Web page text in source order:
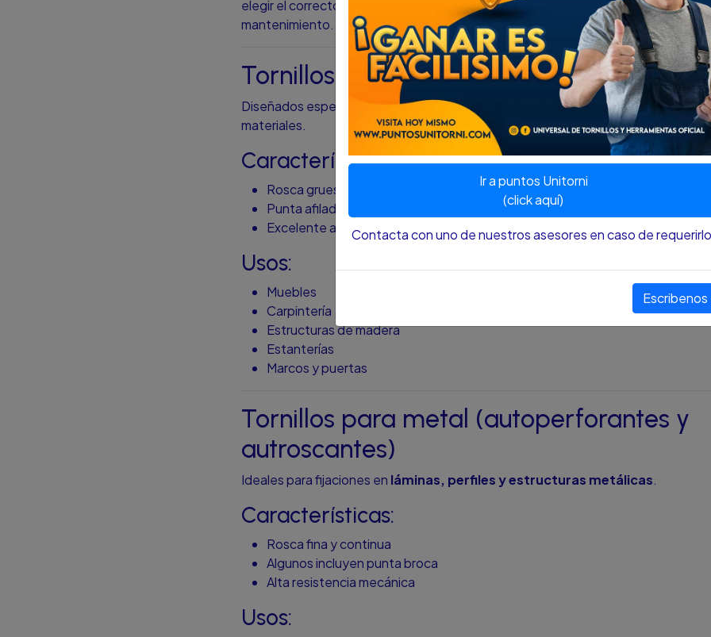
elegir el correcto según tu proyecto, ya sea para el hogar, la industria, la
mantenimiento.
Tornillos para madera
Diseñados específicamente parafijar piezas de madera entre sío unir
materiales.
Características:
Rosca gruesa y profunda
Punta afilada
Excelente agarre en fibras de madera
Usos:
Muebles
Carpintería
Estructuras de madera
Estanterías
Marcos y puertas
Tornillos para metal (autoperforantes y
autroscantes)
Ideales para fijaciones en láminas, perfiles y estructuras metálicas.
Características:
Rosca fina y continua
Algunos incluyen punta broca
Alta resistencia mecánica
Usos:
Ir a puntos Unitorni
(click aquí)
Contacta con uno de nuestros asesores en caso de
Escribenos